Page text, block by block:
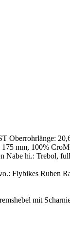
Oberrohrlänge:
mm, 100%
Nabe hi.: Trebol,
Flybikes Ruben
mit